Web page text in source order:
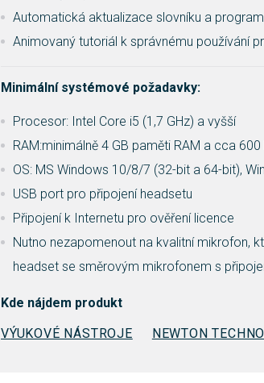
Automatická aktualizace slovníku a
Animovaný tutoriál k správnému používání
Minimální systémové požadavky:
Procesor: Intel Core i5 (1,7 GHz) a vyšší
RAM:minimálně 4 GB paměti RAM a cca
OS: MS Windows 10/8/7 (32-bit a 64-bit),
USB port pro připojení headsetu
Připojení k Internetu pro ověření licence
Nutno nezapomenout na kvalitní mikrofon,
headset se směrovým mikrofonem s
Kde nájdem produkt
VÝUKOVÉ NÁSTROJE
NEWTON